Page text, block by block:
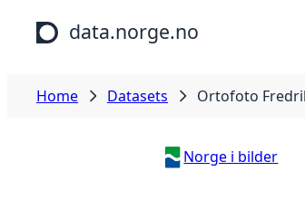
Skip to main content
data.norge.no
Home Datasets Ortofoto
Norge i bilder